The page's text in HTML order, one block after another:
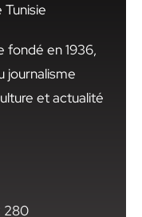
fondé en 1936,
journalisme
et actualité
280